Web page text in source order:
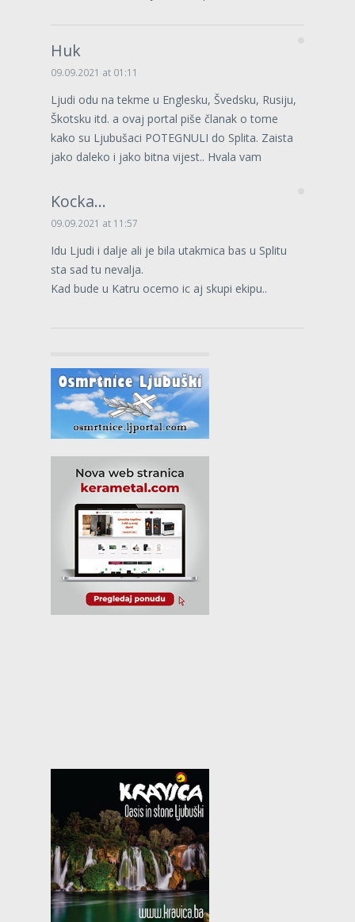
Huk
09.09.2021 at 01:11
Ljudi odu na tekme u Englesku, Švedsku, Rusiju,
Škotsku itd. a ovaj portal piše članak o tome
kako su Ljubušaci POTEGNULI do Splita. Zaista
jako daleko i jako bitna vijest.. Hvala vam
Kocka...
09.09.2021 at 11:57
Idu Ljudi i dalje ali je bila utakmica bas u Splitu
sta sad tu nevalja.
Kad bude u Katru ocemo ic aj skupi ekipu..